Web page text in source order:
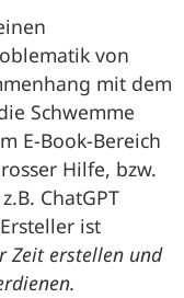
von
mit dem
Schwemme
E-Book-Bereich
Hilfe, bzw.
ChatGPT
ist
Zeit erstellen und